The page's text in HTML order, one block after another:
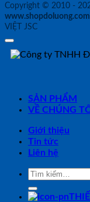
Copyright © 2010 -
www.shopdoluong.com
VIỆT JSC
SẢN PHẨM
VỀ CHÚNG
Giới thiệu
Tin tức
Liên hệ
Tìm